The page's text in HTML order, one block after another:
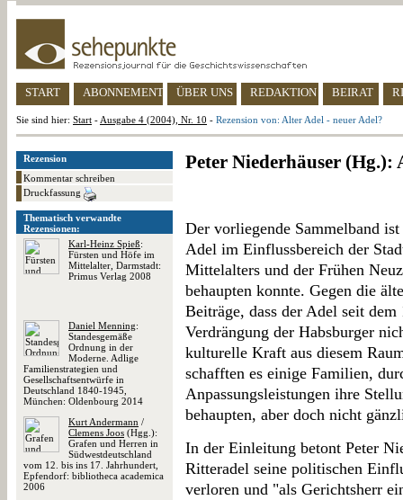
START ABONNEMENT ÜBER UNS REDAKTION BEIRAT
Sie sind hier: Start - Ausgabe 4 (2004), Nr. 10 - Rezension von: Alter Adel - neuer Adel?
Rezension
Kommentar schreiben
Druckfassung
Thematisch verwandte
Rezensionen:
Karl-Heinz Spieß:
Fürsten und Höfe im
Mittelalter, Darmstadt:
Primus Verlag 2008
Daniel Menning:
Standesgemäße
Ordnung in der
Moderne. Adlige
Familienstrategien und
Gesellschaftsentwürfe in
Deutschland 1840-1945,
München: Oldenbourg 2014
Kurt Andermann /
Clemens Joos (Hgg.):
Grafen und Herren in
Südwestdeutschland
vom 12. bis ins 17. Jahrhundert,
Epfendorf: bibliotheca academica
2006
Peter Niederhäuser (Hg.):
Der vorliegende Sammelband
Adel im Einflussbereich der
Mittelalters und der Frühen
behaupten konnte. Gegen die
Beiträge, dass der Adel seit
Verdrängung der Habsburger
kulturelle Kraft aus diesem
schafften es einige Familien,
Anpassungsleistungen ihre
behaupten, aber doch nicht
In der Einleitung betont Peter
Ritteradel seine politischen
verloren und "als Gerichtsherr